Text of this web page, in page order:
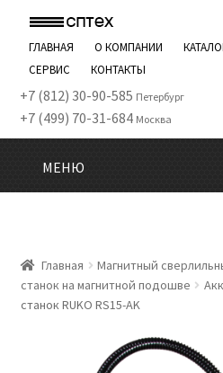
ГЛАВНАЯ О КОМПАНИИ
СЕРВИС
КОНТАКТЫ
+7 (812) 30-90-585 Петербург
+7 (499) 70-31-684 Москва
МЕНЮ
Главная Магнитный
станок на магнитной подошве
станок RUKO RS15-AK